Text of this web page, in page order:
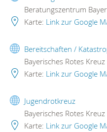
Beratungszentrum
Karte: Link zur Google
Bereitschaften /
Bayerisches Rotes
Karte: Link zur Google
Jugendrotkreuz
Bayerisches Rotes
Karte: Link zur Google